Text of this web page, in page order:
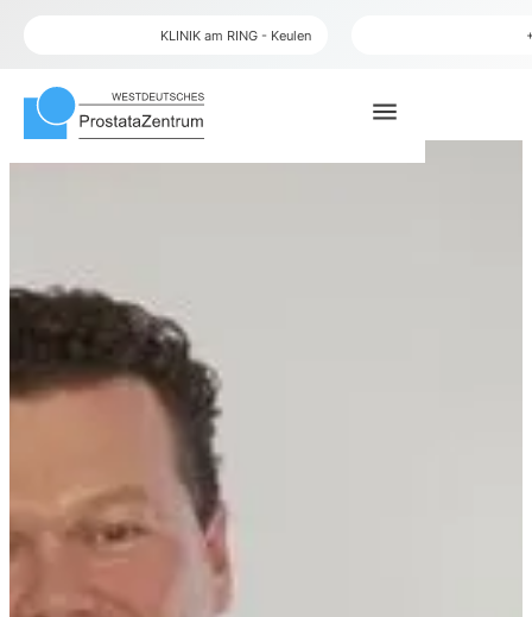
KLINIK am RING - Keulen
menu